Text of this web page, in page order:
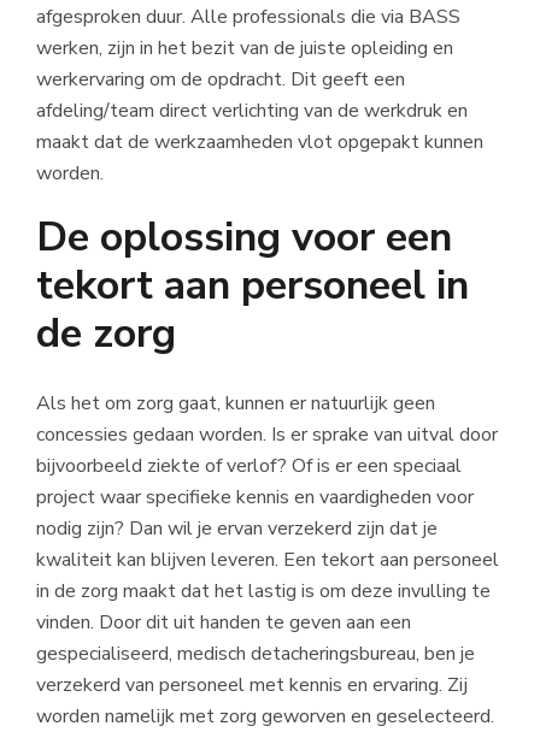
afgesproken duur. Alle professionals die via BASS
werken, zijn in het bezit van de juiste opleiding en
werkervaring om de opdracht. Dit geeft een
afdeling/team direct verlichting van de werkdruk en
maakt dat de werkzaamheden vlot opgepakt kunnen
worden.
De oplossing voor een
tekort aan personeel in
de zorg
Als het om zorg gaat, kunnen er natuurlijk geen
concessies gedaan worden. Is er sprake van uitval door
bijvoorbeeld ziekte of verlof? Of is er een speciaal
project waar specifieke kennis en vaardigheden voor
nodig zijn? Dan wil je ervan verzekerd zijn dat je
kwaliteit kan blijven leveren. Een tekort aan personeel
in de zorg maakt dat het lastig is om deze invulling te
vinden. Door dit uit handen te geven aan een
gespecialiseerd, medisch detacheringsbureau, ben je
verzekerd van personeel met kennis en ervaring. Zij
worden namelijk met zorg geworven en geselecteerd.